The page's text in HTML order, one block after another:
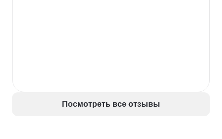
Посмотреть все отзывы